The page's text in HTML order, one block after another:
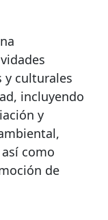
y culturales
incluyendo
y
como
de